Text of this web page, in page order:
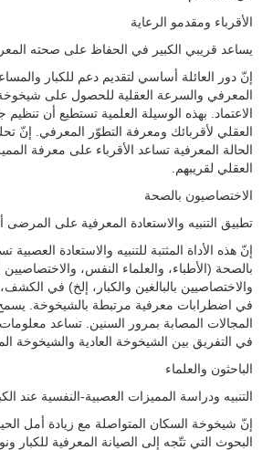
الأقرباء ومقدمو الرعاية
يساعد قريبي الكبير في الحفاظ على صحته
إنّ دور العائلة أساسي لتقديم دعم للكبار
المعرفي والسرعة العقلية للحصول على
الاعتماد. بهذه الوسيلة العلمية تستطيع أن
العقلي لأقربائك ومعرفة التطوّر المعرفي. إنّ
الحالة المعرفية تساعد الأقرباء على معرفة
العقلي لقريبهم.
الاختصاصيون بالصحة
تطبيق التنبيه والاستعادة المعرفية على المرضى أكبر
إنّ هذه الأداة المثتبة للتنبيه والاستعادة العصبية
بالصحة (الأطباء، والعلماء النفس،
والاختصاصيين بالبالغين والكبار، إلخ) في
في اضطرابات معرفية مرتبطة بالشيخوخة.
المجالات المصابة بمرور السنين. تساعد
في التفريق بين الشيخوخة العادية والشيخوخة
الباحثون والعلماء
التنبيه ودراسة المميزات العصبية-النفسية عند
إنّ شيخوخة السكان المتواصلة مع زيادة أمل
البحوث التي تتّجه إلى الصيانة المعرفية للكبار